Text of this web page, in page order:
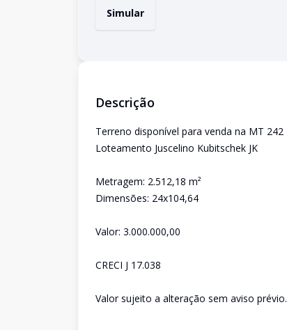
Simular
Descrição
Terreno disponível para venda na MT 242
Loteamento Juscelino Kubitschek JK
Metragem: 2.512,18 m²
Dimensões: 24x104,64
Valor: 3.000.000,00
CRECI J 17.038
Valor sujeito a alteração sem aviso prévio.